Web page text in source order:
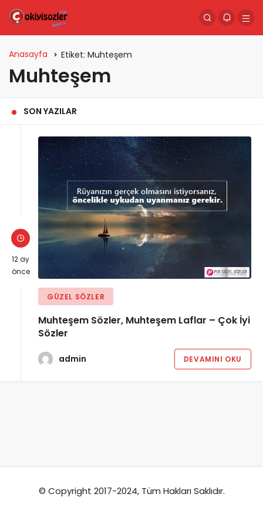
Anasayfa Etiket: Muhteşem
Muhteşem
SON YAZILAR
12 ay
önce
GÜZEL SÖZLER
Muhteşem Sözler, Muhteşem Laflar – Çok İyi
Sözler
admin DEVAMINI OKU
© Copyright 2017-2024, Tüm Hakları Saklıdır.